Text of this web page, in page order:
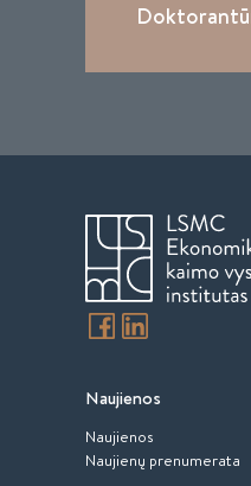
Naujienos
Naujienos
Naujienų prenumerata